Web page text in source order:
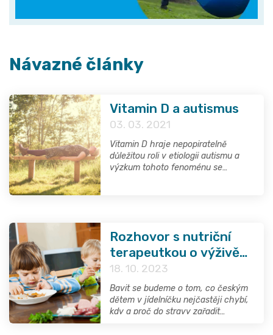
Návazné články
Vitamin D a autismus
03. 03. 2021
Vitamin D hraje nepopiratelně
důležitou roli v etiologii autismu a
výzkum tohoto fenoménu se
s genetickým předurčením pro širší
fenotyp autismu. Snadná dostupnost
a ekonomická atraktivnost vitaminu D
činí studium jeho potenciální kapacity
snižovat riziko vzniku autismu
extrémně důležitým.
Rozhovor s nutriční
terapeutkou o výživě
dětí: Na co si dát pozor
a kde čerpat informace
18. 10. 2023
Bavit se budeme o tom, co českým
dětem v jídelníčku nejčastěji chybí,
kdy a proč do stravy zařadit